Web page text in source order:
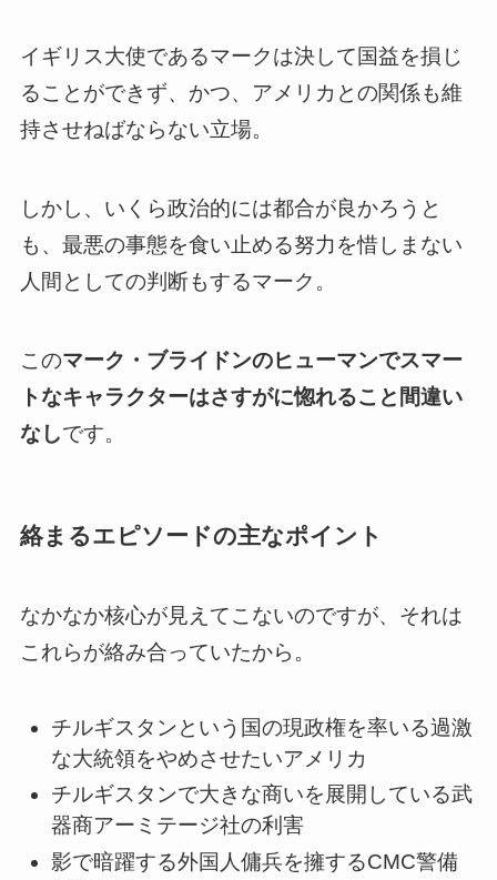
イギリス大使であるマークは決して国益を損じ
ることができず、かつ、アメリカとの関係も維
持させねばならない立場。
しかし、いくら政治的には都合が良かろうと
も、最悪の事態を食い止める努力を惜しまない
人間としての判断もするマーク 。
このマーク・ブライドンのヒューマンでスマー
トなキャラクターはさすがに惚れること間違い
なしです。
絡まるエピソードの主なポイント
なかなか核心が見えてこないのですが、それは
これらが絡み合っていたから。
チルギスタンという国の現政権を率いる過激
な大統領をやめさせたいアメリカ
チルギスタンで大きな商いを展開している武
器商アーミテージ社の利害
影で暗躍する外国人傭兵を擁するCMC警備